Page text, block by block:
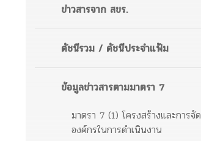
ข่าวสารจาก สขร.
ดัชนีรวม / ดัชนีประจำแฟ้ม
ข้อมูลข่าวสารตามมาตรา 7
มาตรา 7 (1) โครงสร้างและการจัด
องค์กรในการดำเนินงาน